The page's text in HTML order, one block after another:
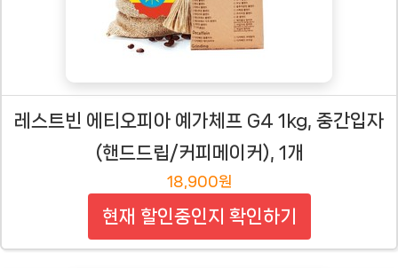
레스트빈 에티오피아 예가체프 G4 1kg, 중간입자
(핸드드립/커피메이커), 1개
18,900원
현재 할인중인지 확인하기